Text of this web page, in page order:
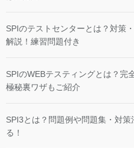
SPIのテストセンターとは？対策
解説！練習問題付き
SPIのWEBテスティングとは？完
極秘裏ワザもご紹介
SPI3とは？問題例や問題集・対
る！